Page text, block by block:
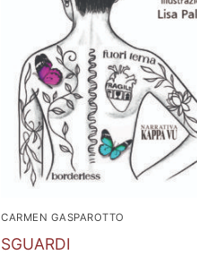
CARMEN GASPAROTTO
SGUARDI